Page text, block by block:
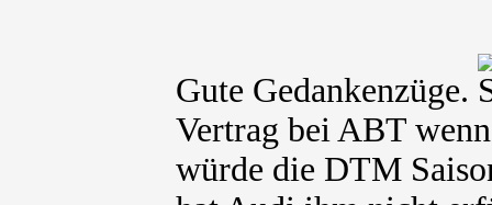
Gute Gedankenzüge.
Vertrag bei ABT
würde die DTM